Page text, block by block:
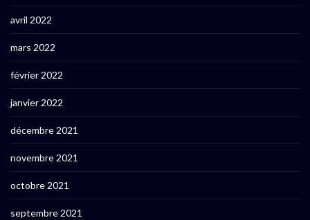
avril 2022
mars 2022
février 2022
janvier 2022
décembre 2021
novembre 2021
octobre 2021
septembre 2021